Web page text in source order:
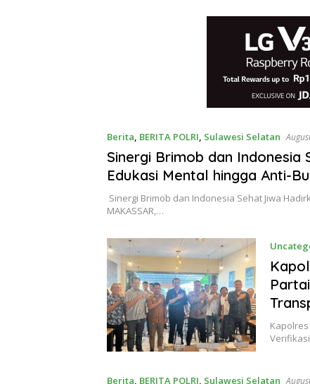
Berita, BERITA POLRI, Sulawesi Selatan
Sinergi Brimob dan
Edukasi Mental hingga Anti-
Sinergi Brimob dan Indonesia Sehat Jiwa
MAKASSAR,…
Berita, BERITA POLRI, Sulawesi Selatan